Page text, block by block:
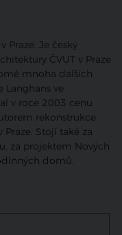
Praze. Je český
ČVUT v Praze
mnoha dalších
Langhans ve
v roce 2003 cenu
rekonstrukce
Stojí také za
za projektem Nových
domů.